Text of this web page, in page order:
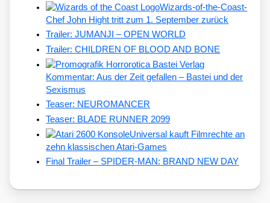
Wizards-of-the-Coast-
Chef John Hight tritt zum 1. September zurück
Trailer: JUMANJI – OPEN WORLD
Trailer: CHILDREN OF BLOOD AND BONE
Kommentar: Aus der Zeit gefallen – Bastei und der
Sexismus
Teaser: NEUROMANCER
Teaser: BLADE RUNNER 2099
Universal kauft Filmrechte an
zehn klassischen Atari-Games
Final Trailer – SPIDER-MAN: BRAND NEW DAY